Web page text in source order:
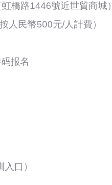
橋路1446號近世貿商城）
人民幣500元/人計費）
报名
口）